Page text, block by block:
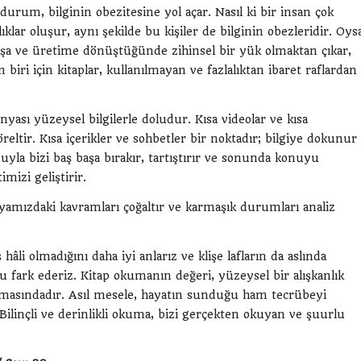
bilginin obezitesine yol açar. Nasıl ki bir insan çok
oluşur, aynı şekilde bu kişiler de bilginin obezleridir.
ve üretime dönüştüğünde zihinsel bir yük olmaktan çıkar,
için kitaplar, kullanılmayan ve fazlalıktan ibaret raflardan
yüzeysel bilgilerle doludur. Kısa videolar ve kısa
Kısa içerikler ve sohbetler bir noktadır; bilgiye dokunur
bizi baş başa bırakır, tartıştırır ve sonunda konuyu
geliştirir.
kavramları çoğaltır ve karmaşık durumları analiz
olmadığını daha iyi anlarız ve klişe lafların da aslında
ederiz. Kitap okumanın değeri, yüzeysel bir alışkanlık
Asıl mesele, hayatın sunduğu ham tecrübeyi
ve derinlikli okuma, bizi gerçekten okuyan ve şuurlu